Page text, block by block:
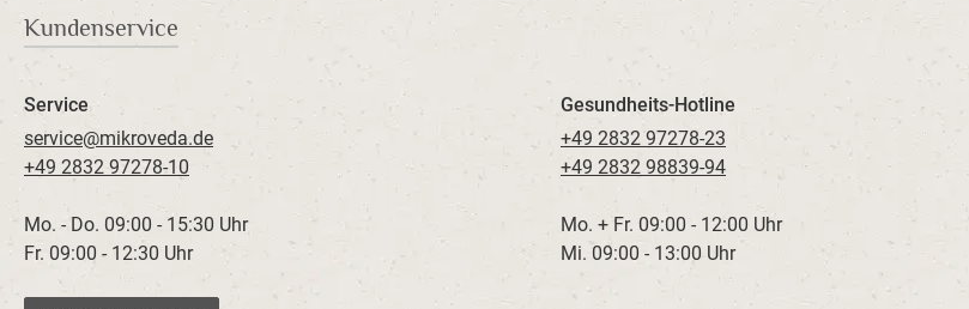
Kundenservice
Service
service@mikroveda.de
+49 2832 97278-10
Mo. - Do. 09:00 - 15:30 Uhr
Fr. 09:00 - 12:30 Uhr
Gesundheits-Hotline
+49 2832 97278-23
+49 2832 98839-94
Mo. + Fr. 09:00 - 12:00 Uhr
Mi. 09:00 - 13:00 Uhr